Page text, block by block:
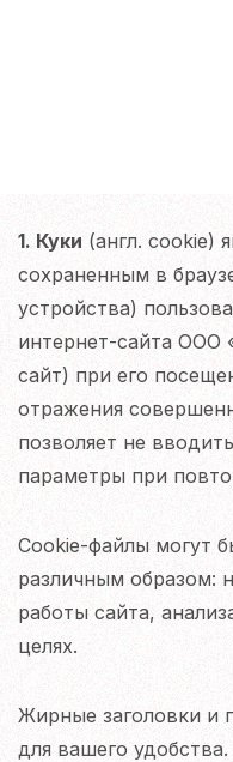
1. Куки (англ. cookie)
сохраненным в
устройства)
интернет-сайта
сайт) при его
отражения
позволяет не
параметры при
Cookie-файлы могут
различным образом:
работы сайта,
целях.
Жирные заголовки и
для вашего удобства.